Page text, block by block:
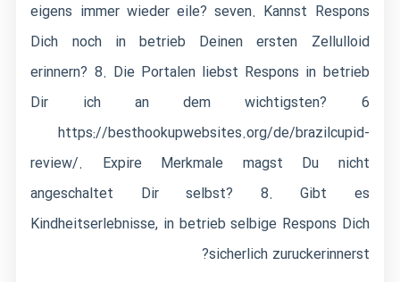
eigens immer wieder eile? seven. Kannst Respons
Dich noch in betrieb Deinen ersten Zellulloid
erinnern? 8. Die Portalen liebst Respons in betrieb
Dir ich an dem wichtigsten? 6
https://besthookupwebsites.org/de/brazilcupid-
review/. Expire Merkmale magst Du nicht
angeschaltet Dir selbst? 8. Gibt es
Kindheitserlebnisse, in betrieb selbige Respons Dich
sicherlich zuruckerinnerst?